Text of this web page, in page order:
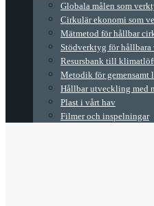
Globala målen som
Cirkulär ekonomi som
Mätmetod för hållbar
Stödverktyg för hållbara
Resursbank till
Metodik för gemensamt
Hållbar utveckling med
Plast i vårt hav
Filmer och inspelningar